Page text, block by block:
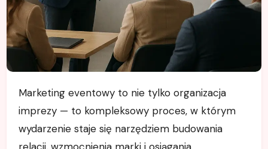
Marketing eventowy to nie tylko organizacja
imprezy — to kompleksowy proces, w którym
wydarzenie staje się narzędziem budowania
relacji, wzmocnienia marki i osiągania